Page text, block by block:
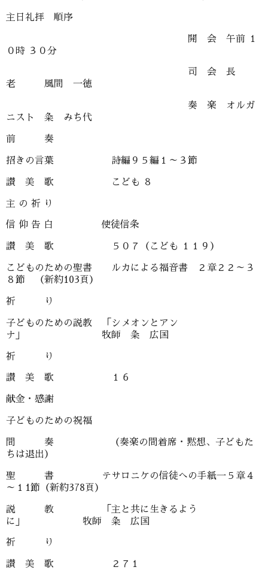
主日礼拝 順序
開 会 午前 １
０時 ３０分
司 会 長
老 風間 一徳
奏 楽 オルガ
ニスト 粂 みち代
前 奏
招きの言葉 詩編９５編１～３節
讃 美 歌 こども ８
主 の 祈 り
信 仰 告 白 使徒信条
讃 美 歌 ５０７（こども １１９）
こどものための聖書 ルカによる福音書 ２章２２～３
８節 （新約103頁）
祈 り
子どものための説教 「シメオンとアン
ナ」 牧師 粂 広国
祈 り
讃 美 歌 １６
献金・感謝
子どものための祝福
間 奏 （奏楽の間着席・黙想、子どもた
ちは退出）
聖 書 テサロニケの信徒への手紙一５章４
～１1節（新約378頁）
説 教 「主と共に生きるよう
に」 牧師 粂 広国
祈 り
讃 美 歌 ２７１